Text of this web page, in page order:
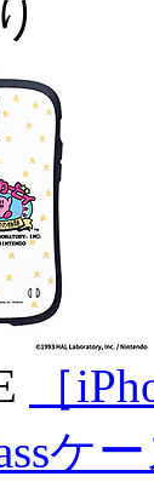
［
ケー